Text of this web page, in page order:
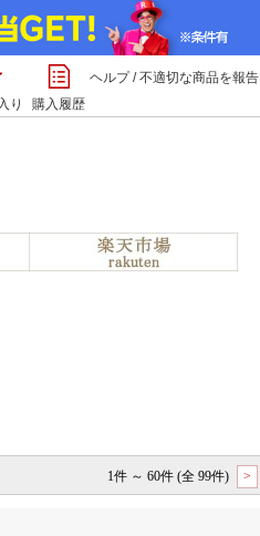
り 購入履歴
ヘルプ/不適切な商品を報告
1件 ～ 60件 (全 99件) >